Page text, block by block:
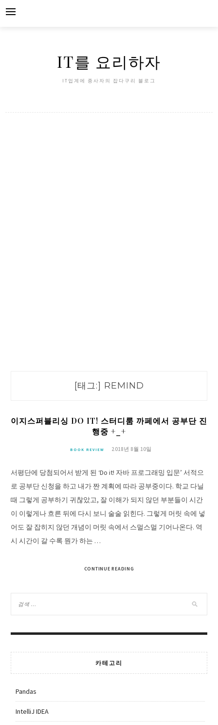
IT를 요리하자
IT업계에 종사자의 잡다구리 블로그
[태그:] REMIND
이지스퍼블리싱 DO IT! 스터디룸 까페에서 공부단 진
행중 +_+
BOOK REVIEW 2018년 8월 10일
서평단에 당첨되어서 받게 된 ‘Do it! 자바 프로그래밍 입문’ 서적으
로 공부단 신청을 하고 내가 짠 계획에 따라 공부중이다. 학교 다닐
때 그렇게 공부하기 귀찮았고, 잘 이해가 되지 않던 부분들이 시간
이 이렇게나 흐른 뒤에 다시 보니 술술 읽힌다. 그렇게 머릿 속에 넣
어도 잘 잡히지 않던 개념이 머릿 속에서 스멀스멀 기어나온다. 역
시 시간이 갈 수록 뭔가 하는 …
CONTINUE READING
카테고리
Pandas
IntelliJ IDEA